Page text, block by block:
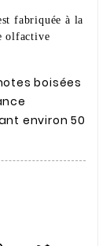
fabriquée à la
olfactive
boisées
environ 50